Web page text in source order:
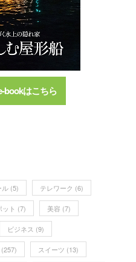
bookはこちら
ット(7) 美容(7)
ビジネス
(257) スイーツ
ス(4) ワーケーション